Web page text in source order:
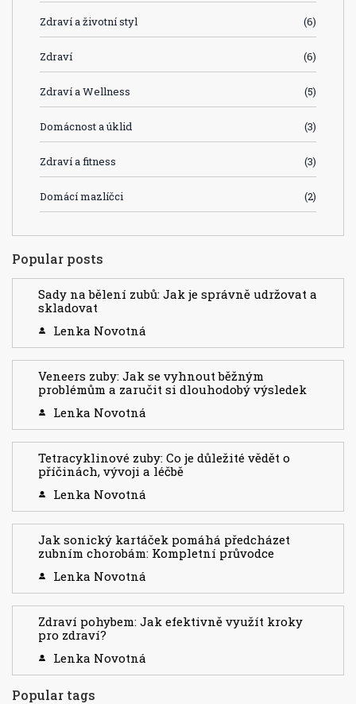
Zdraví a životní styl (6)
Zdraví (6)
Zdraví a Wellness (5)
Domácnost a úklid (3)
Zdraví a fitness (3)
Domácí mazlíčci (2)
Popular posts
Sady na bělení zubů: Jak je správně udržovat a
skladovat
Lenka Novotná
Veneers zuby: Jak se vyhnout běžným
problémům a zaručit si dlouhodobý výsledek
Lenka Novotná
Tetracyklinové zuby: Co je důležité vědět o
příčinách, vývoji a léčbě
Lenka Novotná
Jak sonický kartáček pomáhá předcházet
zubním chorobám: Kompletní průvodce
Lenka Novotná
Zdraví pohybem: Jak efektivně využít kroky
pro zdraví?
Lenka Novotná
Popular tags